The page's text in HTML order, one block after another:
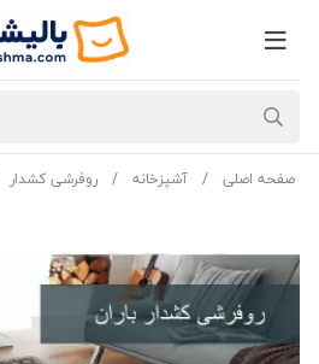
صفحه اصلی آشپزخانه روفرشی کشدار